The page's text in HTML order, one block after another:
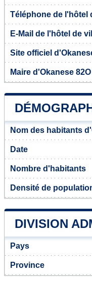
Téléphone de l'hôtel
E-Mail de l'hôtel de
Site officiel
Maire d'Okanese 82O
Nom des habitants
Date
Nombre d'habitants
Densité de
DIVISION
Pays
Province